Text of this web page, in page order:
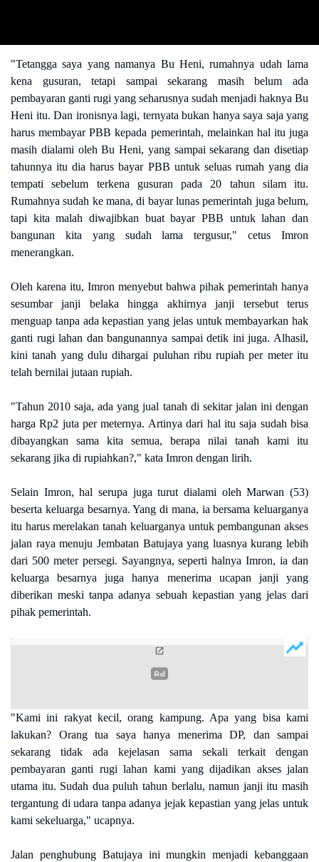
"Tetangga saya yang namanya Bu Heni, rumahnya udah lama
kena gusuran, tetapi sampai sekarang masih belum ada
pembayaran ganti rugi yang seharusnya sudah menjadi haknya Bu
Heni itu. Dan ironisnya lagi, ternyata bukan hanya saya saja yang
harus membayar PBB kepada pemerintah, melainkan hal itu juga
masih dialami oleh Bu Heni, yang sampai sekarang dan disetiap
tahunnya itu dia harus bayar PBB untuk seluas rumah yang dia
tempati sebelum terkena gusuran pada 20 tahun silam itu.
Rumahnya sudah ke mana, di bayar lunas pemerintah juga belum,
tapi kita malah diwajibkan buat bayar PBB untuk lahan dan
bangunan kita yang sudah lama tergusur," cetus Imron
menerangkan.
Oleh karena itu, Imron menyebut bahwa pihak pemerintah hanya
sesumbar janji belaka hingga akhirnya janji tersebut terus
menguap tanpa ada kepastian yang jelas untuk membayarkan hak
ganti rugi lahan dan bangunannya sampai detik ini juga. Alhasil,
kini tanah yang dulu dihargai puluhan ribu rupiah per meter itu
telah bernilai jutaan rupiah.
"Tahun 2010 saja, ada yang jual tanah di sekitar jalan ini dengan
harga Rp2 juta per meternya. Artinya dari hal itu saja sudah bisa
dibayangkan sama kita semua, berapa nilai tanah kami itu
sekarang jika di rupiahkan?," kata Imron dengan lirih.
Selain Imron, hal serupa juga turut dialami oleh Marwan (53)
beserta keluarga besarnya. Yang di mana, ia bersama keluarganya
itu harus merelakan tanah keluarganya untuk pembangunan akses
jalan raya menuju Jembatan Batujaya yang luasnya kurang lebih
dari 500 meter persegi. Sayangnya, seperti halnya Imron, ia dan
keluarga besarnya juga hanya menerima ucapan janji yang
diberikan meski tanpa adanya sebuah kepastian yang jelas dari
pihak pemerintah.
"Kami ini rakyat kecil, orang kampung. Apa yang bisa kami
lakukan? Orang tua saya hanya menerima DP, dan sampai
sekarang tidak ada kejelasan sama sekali terkait dengan
pembayaran ganti rugi lahan kami yang dijadikan akses jalan
utama itu. Sudah dua puluh tahun berlalu, namun janji itu masih
tergantung di udara tanpa adanya jejak kepastian yang jelas untuk
kami sekeluarga," ucapnya.
Jalan penghubung Batujaya ini mungkin menjadi kebanggaan